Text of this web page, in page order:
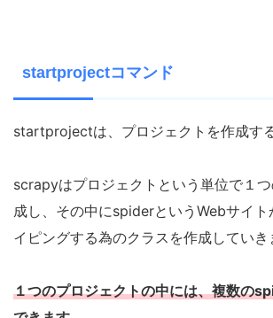
startprojectコマンド
startprojectは、プロジェクトを作成す
scrapyはプロジェクトという単位で１
成し、その中にspiderというWebサイト
イピングする為のクラスを作成していき
１つのプロジェクトの中には、複数の